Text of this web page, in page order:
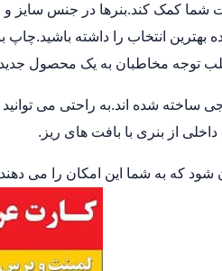
شما کمک کند.بنرها در جنس سایز و
انتخاب را داشته باشید.چاپ
توجه مخاطبان به یک محصول
ساخته شده اند.به راحتی می
از بنری با بافت های ریز.
شود که به شما این امکان را می